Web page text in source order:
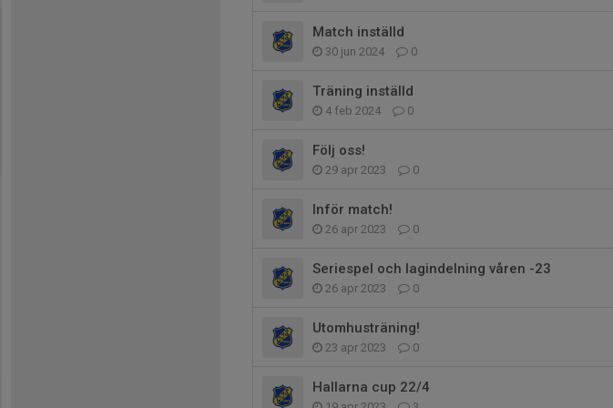
Match inställd
30 jun 2024 0
Träning inställd
4 feb 2024 0
Följ oss!
29 apr 2023 0
Inför match!
26 apr 2023 0
Seriespel och lagindelning våren -23
26 apr 2023 0
Utomhusträning!
23 apr 2023 0
Hallarna cup 22/4